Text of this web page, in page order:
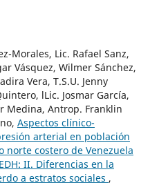
Morales, Lic. Rafael Sanz,
Vásquez, Wilmer Sánchez,
Vera, T.S.U. Jenny
lLic. Josmar García,
Medina, Antrop. Franklin
Aspectos clínico-
arterial en población
norte costero de Venezuela
II. Diferencias en la
a estratos sociales ,